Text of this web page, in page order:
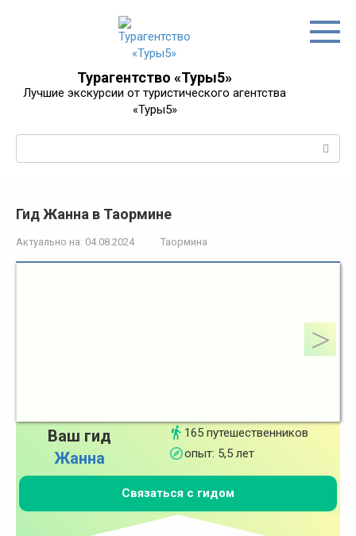
Турагентство «Туры5»
Лучшие экскурсии от туристического агентства
«Туры5»
Гид Жанна в Таормине
Актуально на: 04.08.2024 Таормина
Ваш гид
Жанна
165 путешественников
опыт: 5,5 лет
Связаться с гидом